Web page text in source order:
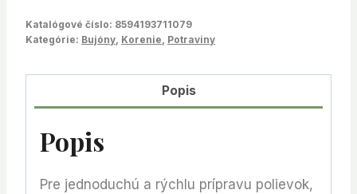
Katalógové číslo: 8594193711079
Kategórie: Bujóny Korenie Potraviny
Popis
Popis
Pre jednoduchú a rýchlu prípravu polievok,